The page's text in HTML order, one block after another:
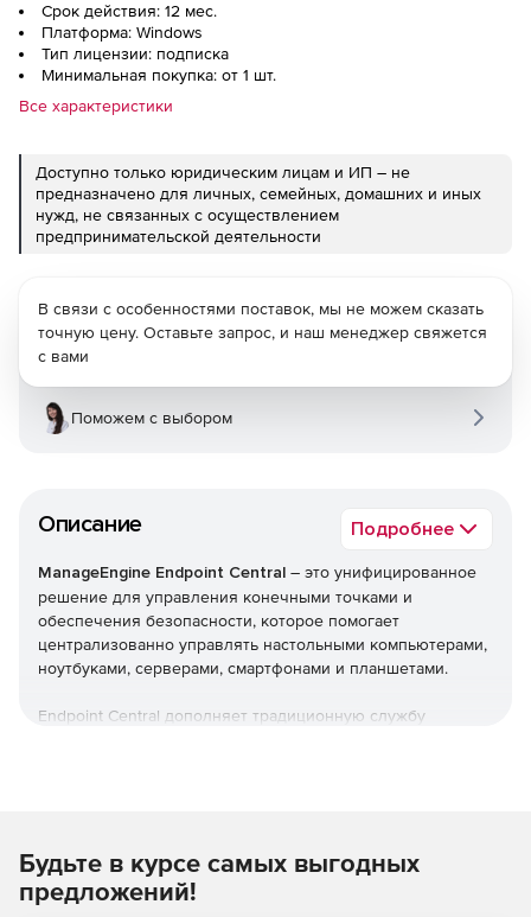
Срок действия: 12 мес.
Платформа: Windows
Тип лицензии: подписка
Минимальная покупка: от 1 шт.
Все характеристики
Доступно только юридическим лицам и ИП – не
предназначено для личных, семейных, домашних и иных
нужд, не связанных с осуществлением
предпринимательской деятельности
Описание Подробнее
ManageEngine Endpoint Central – это унифицированное
решение для управления конечными точками и
обеспечения безопасности, которое помогает
централизованно управлять настольными компьютерами,
ноутбуками, серверами, смартфонами и планшетами.
Endpoint Central дополняет традиционную службу
образов и развертывание ОС. Кроме того,решение
позволяет управлять активами и лицензиями на ПО,
отслеживать статистику использования ПО, управлять
В связи с особенностями поставок, мы не можем сказать
точную цену. Оставьте запрос, и наш менеджер свяжется
с вами
Поможем с выбором
Будьте в курсе самых выгодных
предложений!